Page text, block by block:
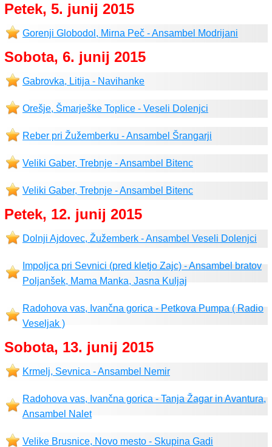
Petek, 5. junij 2015
Gorenji Globodol, Mirna Peč - Ansambel Modrijani
Sobota, 6. junij 2015
Gabrovka, Litija - Navihanke
Orešje, Šmarješke Toplice - Veseli Dolenjci
Reber pri Žužemberku - Ansambel Šrangarji
Veliki Gaber, Trebnje - Ansambel Bitenc
Veliki Gaber, Trebnje - Ansambel Bitenc
Petek, 12. junij 2015
Dolnji Ajdovec, Žužemberk - Ansambel Veseli Dolenjci
Impoljca pri Sevnici (pred kletjo Zajc) - Ansambel bratov
Poljanšek, Mama Manka, Jasna Kuljaj
Radohova vas, Ivančna gorica - Petkova Pumpa ( Radio
Veseljak )
Sobota, 13. junij 2015
Krmelj, Sevnica - Ansambel Nemir
Radohova vas, Ivančna gorica - Tanja Žagar in Avantura,
Ansambel Nalet
Velike Brusnice, Novo mesto - Skupina Gadi